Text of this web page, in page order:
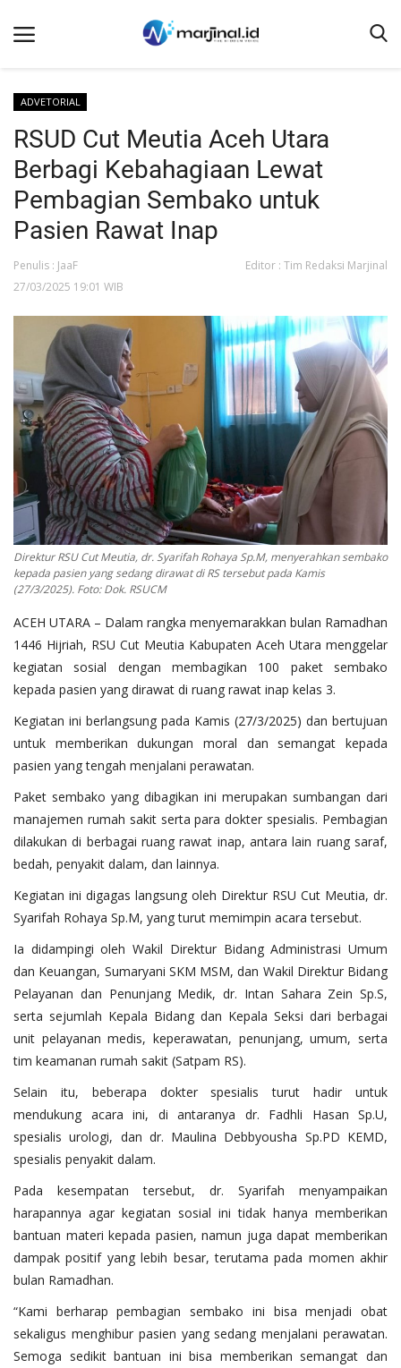
Beranda
NEWS
Redaksi
EDUKASI
SOSOK
WISATA
LENSA
ADVETORIAL
OPINI
Kontak
GALERI
Ketentuan dan Layanan
Pedoman Media Siber
Privacy Policy
Alamat Kami
Tentang Kami
Login
Daftar
ADVETORIAL
RSUD Cut Meutia Aceh Utara
Berbagi Kebahagiaan Lewat
Pembagian Sembako untuk
Pasien Rawat Inap
Penulis : JaaF
Editor : Tim Redaksi Marjinal
27/03/2025 19:01 WIB
Direktur RSU Cut Meutia, dr. Syarifah Rohaya Sp.M, menyerahkan sembako
kepada pasien yang sedang dirawat di RS tersebut pada Kamis
(27/3/2025). Foto: Dok. RSUCM
ACEH UTARA – Dalam rangka menyemarakkan bulan Ramadhan
1446 Hijriah, RSU Cut Meutia Kabupaten Aceh Utara menggelar
kegiatan sosial dengan membagikan 100 paket sembako
kepada pasien yang dirawat di ruang rawat inap kelas 3.
Kegiatan ini berlangsung pada Kamis (27/3/2025) dan bertujuan
untuk memberikan dukungan moral dan semangat kepada
pasien yang tengah menjalani perawatan.
Paket sembako yang dibagikan ini merupakan sumbangan dari
manajemen rumah sakit serta para dokter spesialis. Pembagian
dilakukan di berbagai ruang rawat inap, antara lain ruang saraf,
bedah, penyakit dalam, dan lainnya.
Kegiatan ini digagas langsung oleh Direktur RSU Cut Meutia, dr.
Syarifah Rohaya Sp.M, yang turut memimpin acara tersebut.
Ia didampingi oleh Wakil Direktur Bidang Administrasi Umum
dan Keuangan, Sumaryani SKM MSM, dan Wakil Direktur Bidang
Pelayanan dan Penunjang Medik, dr. Intan Sahara Zein Sp.S,
serta sejumlah Kepala Bidang dan Kepala Seksi dari berbagai
unit pelayanan medis, keperawatan, penunjang, umum, serta
tim keamanan rumah sakit (Satpam RS).
Selain itu, beberapa dokter spesialis turut hadir untuk
mendukung acara ini, di antaranya dr. Fadhli Hasan Sp.U,
spesialis urologi, dan dr. Maulina Debbyousha Sp.PD KEMD,
spesialis penyakit dalam.
Pada kesempatan tersebut, dr. Syarifah menyampaikan
harapannya agar kegiatan sosial ini tidak hanya memberikan
bantuan materi kepada pasien, namun juga dapat memberikan
dampak positif yang lebih besar, terutama pada momen akhir
bulan Ramadhan.
“Kami berharap pembagian sembako ini bisa menjadi obat
sekaligus menghibur pasien yang sedang menjalani perawatan.
Semoga sedikit bantuan ini bisa memberikan semangat dan